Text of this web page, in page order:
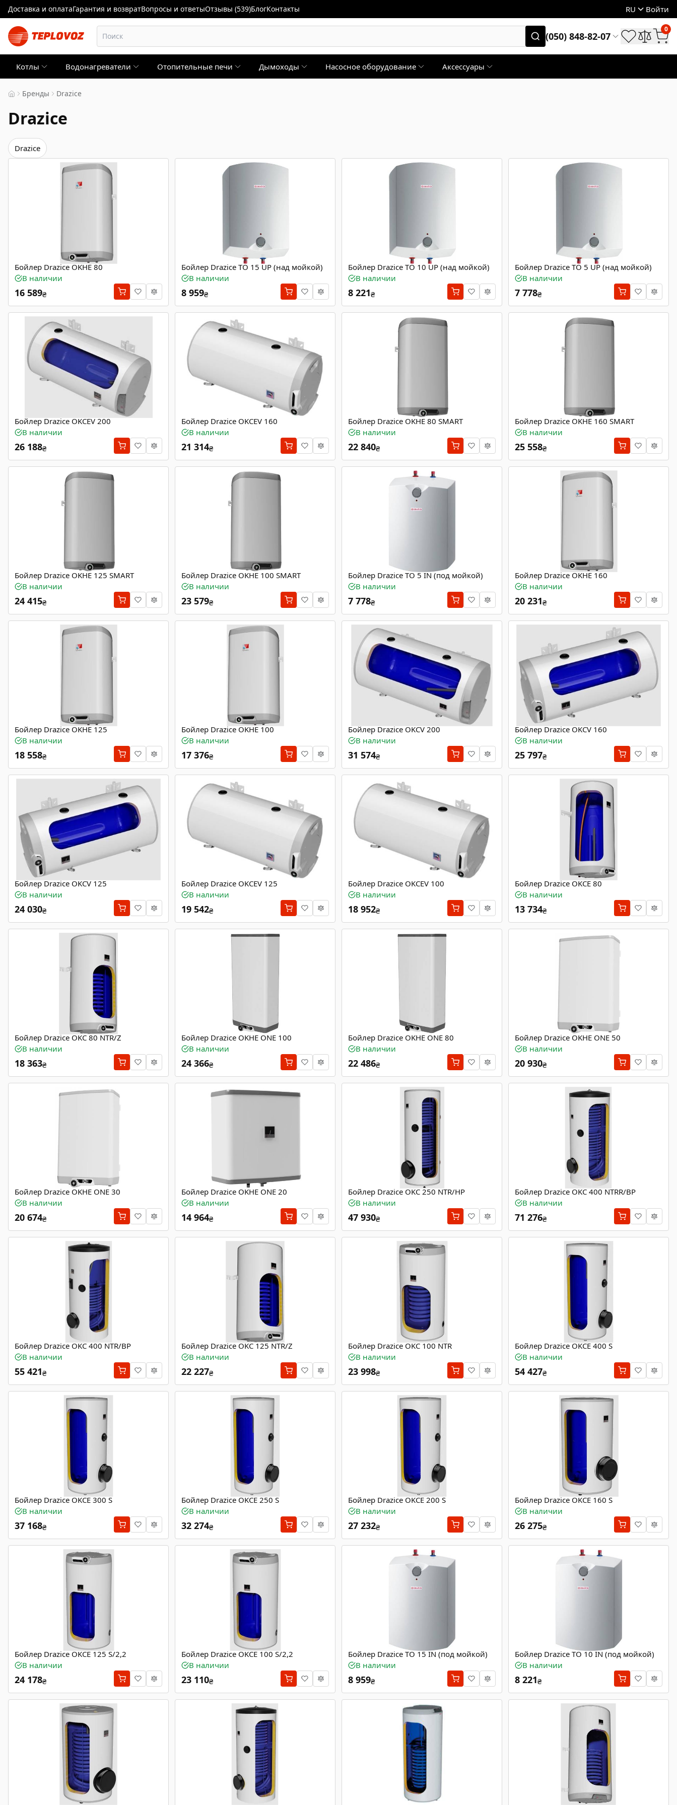
Доставка и оплатаГарантия и возвратВопросы и ответыОтзывы (539)БлогКонтакты RU Войти
(050) 848-82-07
0
Котлы Водонагреватели Отопительные печи Дымоходы Насосное оборудование Аксессуары
Бренды Drazice
Drazice
Drazice
Бойлер Drazice OKHE 80
В наличии
16 589₴
Бойлер Drazice TO 15 UP (над мойкой)
В наличии
8 959₴
Бойлер Drazice TO 10 UP (над мойкой)
В наличии
8 221₴
Бойлер Drazice TO 5 UP (над мойкой)
В наличии
7 778₴
Бойлер Drazice OKCEV 200
В наличии
26 188₴
Бойлер Drazice OKCEV 160
В наличии
21 314₴
Бойлер Drazice OKHE 80 SMART
В наличии
22 840₴
Бойлер Drazice OKHE 160 SMART
В наличии
25 558₴
Бойлер Drazice OKHE 125 SMART
В наличии
24 415₴
Бойлер Drazice OKHE 100 SMART
В наличии
23 579₴
Бойлер Drazice TO 5 IN (под мойкой)
В наличии
7 778₴
Бойлер Drazice OKHE 160
В наличии
20 231₴
Бойлер Drazice OKHE 125
В наличии
18 558₴
Бойлер Drazice OKHE 100
В наличии
17 376₴
Бойлер Drazice OKCV 200
В наличии
31 574₴
Бойлер Drazice OKCV 160
В наличии
25 797₴
Бойлер Drazice OKCV 125
В наличии
24 030₴
Бойлер Drazice OKCEV 125
В наличии
19 542₴
Бойлер Drazice OKCEV 100
В наличии
18 952₴
Бойлер Drazice OKCE 80
В наличии
13 734₴
Бойлер Drazice OKC 80 NTR/Z
В наличии
18 363₴
Бойлер Drazice OKHE ONE 100
В наличии
24 366₴
Бойлер Drazice OKHE ONE 80
В наличии
22 486₴
Бойлер Drazice OKHE ONE 50
В наличии
20 930₴
Бойлер Drazice OKHE ONE 30
В наличии
20 674₴
Бойлер Drazice OKHE ONE 20
В наличии
14 964₴
Бойлер Drazice OKC 250 NTR/HP
В наличии
47 930₴
Бойлер Drazice OKC 400 NTRR/BP
В наличии
71 276₴
Бойлер Drazice OKC 400 NTR/BP
В наличии
55 421₴
Бойлер Drazice OKC 125 NTR/Z
В наличии
22 227₴
Бойлер Drazice OKC 100 NTR
В наличии
23 998₴
Бойлер Drazice OKCE 400 S
В наличии
54 427₴
Бойлер Drazice OKCE 300 S
В наличии
37 168₴
Бойлер Drazice OKCE 250 S
В наличии
32 274₴
Бойлер Drazice OKCE 200 S
В наличии
27 232₴
Бойлер Drazice OKCE 160 S
В наличии
26 275₴
Бойлер Drazice OKCE 125 S/2,2
В наличии
24 178₴
Бойлер Drazice OKCE 100 S/2,2
В наличии
23 110₴
Бойлер Drazice TO 15 IN (под мойкой)
В наличии
8 959₴
Бойлер Drazice TO 10 IN (под мойкой)
В наличии
8 221₴